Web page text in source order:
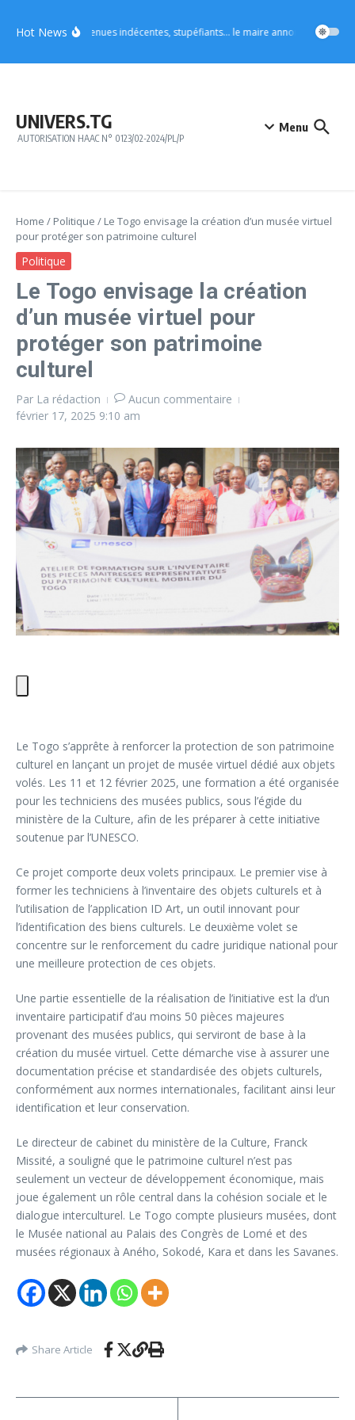
Hot NewsVo4 : tenues indécentes, stupéfiants… le maire annonce des
UNIVERS.TG
AUTORISATION HAAC N° 0123/02-2024/PL/P
Menu
Home / Politique / Le Togo envisage la création d’un musée virtuel
pour protéger son patrimoine culturel
Politique
Le Togo envisage la création
d’un musée virtuel pour
protéger son patrimoine
culturel
Par La rédaction
Aucun commentaire
février 17, 2025 9:10 am
Le Togo s’apprête à renforcer la protection de son patrimoine
culturel en lançant un projet de musée virtuel dédié aux objets
volés. Les 11 et 12 février 2025, une formation a été organisée
pour les techniciens des musées publics, sous l’égide du
ministère de la Culture, afin de les préparer à cette initiative
soutenue par l’UNESCO.
Ce projet comporte deux volets principaux. Le premier vise à
former les techniciens à l’inventaire des objets culturels et à
l’utilisation de l’application ID Art, un outil innovant pour
l’identification des biens culturels. Le deuxième volet se
concentre sur le renforcement du cadre juridique national pour
une meilleure protection de ces objets.
Une partie essentielle de la réalisation de l’initiative est la d’un
inventaire participatif d’au moins 50 pièces majeures
provenant des musées publics, qui serviront de base à la
création du musée virtuel. Cette démarche vise à assurer une
documentation précise et standardisée des objets culturels,
conformément aux normes internationales, facilitant ainsi leur
identification et leur conservation.
Le directeur de cabinet du ministère de la Culture, Franck
Missité, a souligné que le patrimoine culturel n’est pas
seulement un vecteur de développement économique, mais
joue également un rôle central dans la cohésion sociale et le
dialogue interculturel. Le Togo compte plusieurs musées, dont
le Musée national au Palais des Congrès de Lomé et des
musées régionaux à Aného, Sokodé, Kara et dans les Savanes.
Share Article